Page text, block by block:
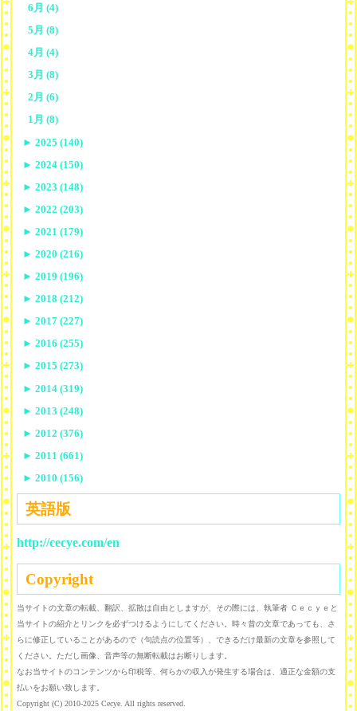
6月 (4)
5月 (8)
4月 (4)
3月 (8)
2月 (6)
1月 (8)
► 2025 (140)
► 2024 (150)
► 2023 (148)
► 2022 (203)
► 2021 (179)
► 2020 (216)
► 2019 (196)
► 2018 (212)
► 2017 (227)
► 2016 (255)
► 2015 (273)
► 2014 (319)
► 2013 (248)
► 2012 (376)
► 2011 (661)
► 2010 (156)
英語版
http://cecye.com/en
Copyright
当サイトの文章の転載、翻訳、拡散は自由としますが、その際には、執筆者 Ｃｅｃｙｅと
当サイトの紹介とリンクを必ずつけるようにしてください。時々昔の文章であっても、さ
らに修正していることがあるので（句読点の位置等）、できるだけ最新の文章を参照して
ください。ただし画像、音声等の無断転載はお断りします。
なお当サイトのコンテンツから印税等、何らかの収入が発生する場合は、適正な金額の支
払いをお願い致します。
Copyright (C) 2010-2025 Cecye. All rights reserved.